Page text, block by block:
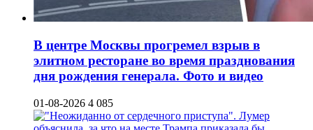
В центре Москвы прогремел взрыв в
элитном ресторане во время празднования
дня рождения генерала. Фото и видео
01-08-2026 4 085